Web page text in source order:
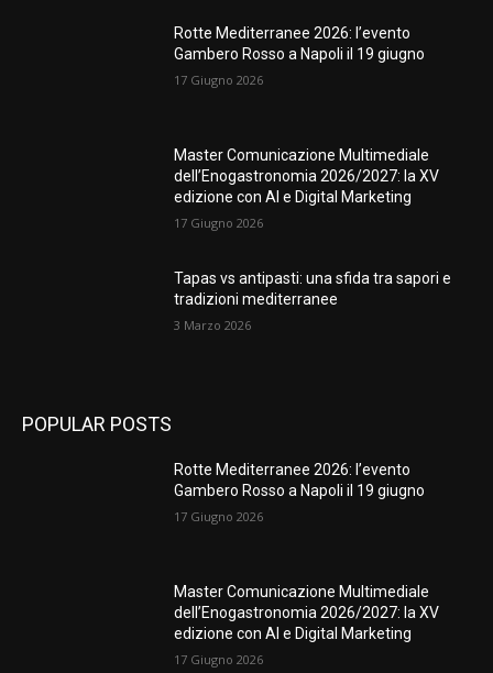
Rotte Mediterranee 2026: l’evento
Gambero Rosso a Napoli il 19 giugno
17 Giugno 2026
Master Comunicazione Multimediale
dell’Enogastronomia 2026/2027: la XV
edizione con AI e Digital Marketing
17 Giugno 2026
Tapas vs antipasti: una sfida tra sapori e
tradizioni mediterranee
3 Marzo 2026
POPULAR POSTS
Rotte Mediterranee 2026: l’evento
Gambero Rosso a Napoli il 19 giugno
17 Giugno 2026
Master Comunicazione Multimediale
dell’Enogastronomia 2026/2027: la XV
edizione con AI e Digital Marketing
17 Giugno 2026